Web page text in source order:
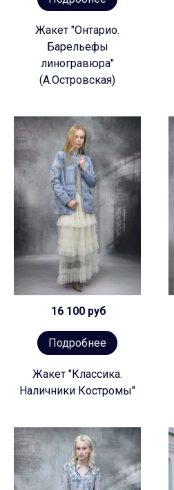
Жакет "Онтарио.
Барельефы
линогравюра"
(А.Островская)
16 100 руб
Подробнее
Жакет "Классика.
Наличники Костромы"